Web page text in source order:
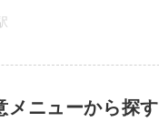
メニューから探す